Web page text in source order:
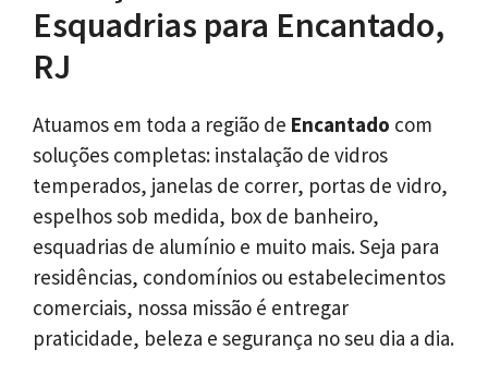
Esquadrias para Encantado,
RJ
Atuamos em toda a região de Encantado com
soluções completas: instalação de vidros
temperados, janelas de correr, portas de vidro,
espelhos sob medida, box de banheiro,
esquadrias de alumínio e muito mais. Seja para
residências, condomínios ou estabelecimentos
comerciais, nossa missão é entregar
praticidade, beleza e segurança no seu dia a dia.